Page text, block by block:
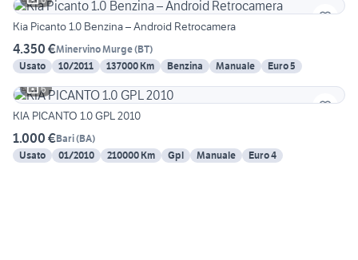
Kia Picanto 1.0 Benzina – Android Retrocamera
4.350 €Minervino Murge(BT)
Usato
10/2011 137000 Km Benzina Manuale
Euro 5
6
KIA PICANTO 1.0 GPL 2010
1.000 €Bari(BA)
Usato
01/2010 210000 Km Gpl Manuale Euro 4